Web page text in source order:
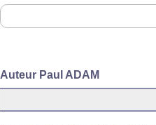
Auteur Paul ADAM